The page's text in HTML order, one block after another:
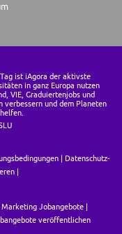
ist iAgora der aktivste
in ganz Europa nutzen
VIE, Graduiertenjobs und
verbessern und dem Planeten
Datenschutz-
Marketing Jobangebote
veröffentlichen